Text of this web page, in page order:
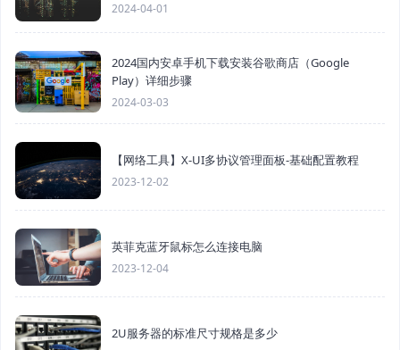
2024-04-01
2024国内安卓手机下载安装谷歌商店（Google
Play）详细步骤
2024-03-03
【网络工具】X-UI多协议管理面板-基础配置教程
2023-12-02
英菲克蓝牙鼠标怎么连接电脑
2023-12-04
2U服务器的标准尺寸规格是多少